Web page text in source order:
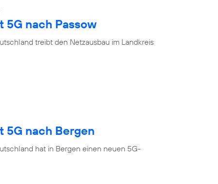
nach Passow
treibt den Netzausbau im Landkreis
5G nach Bergen
hat in Bergen einen neuen 5G-